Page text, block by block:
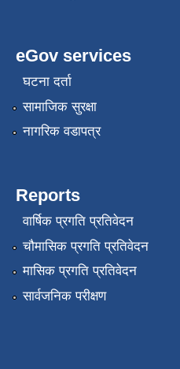
eGov services
घटना दर्ता
सामाजिक सुरक्षा
नागरिक वडापत्र
Reports
वार्षिक प्रगति प्रतिवेदन
चौमासिक प्रगति प्रतिवेदन
मासिक प्रगति प्रतिवेदन
सार्वजनिक परीक्षण